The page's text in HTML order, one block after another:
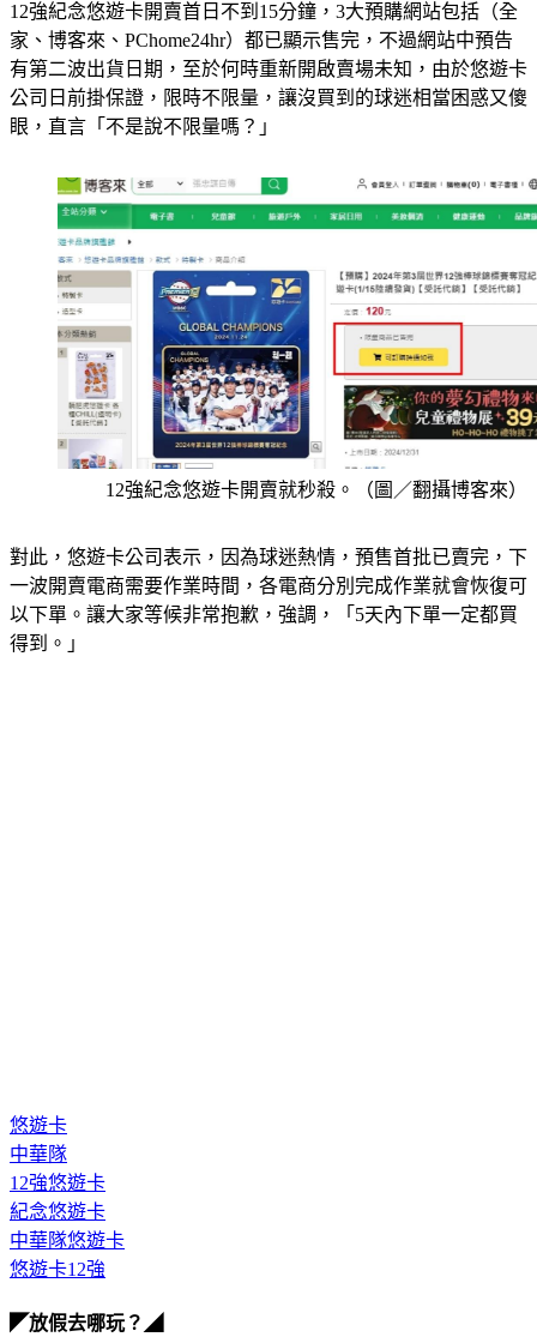
家、博客來、PChome24hr）都已顯示售完，不過網站中預告
有第二波出貨日期，至於何時重新開啟賣場未知，由於悠遊卡
公司日前掛保證，限時不限量，讓沒買到的球迷相當困惑又傻
眼，直言「不是說不限量嗎？」
12強紀念悠遊卡開賣就秒殺。（圖／翻攝博客來）
一波開賣電商需要作業時間，各電商分別完成作業就會恢復可
以下單。讓大家等候非常抱歉，強調，「5天內下單一定都買
得到。」
中華隊
12強悠遊卡
紀念悠遊卡
中華隊悠遊卡
悠遊卡12強